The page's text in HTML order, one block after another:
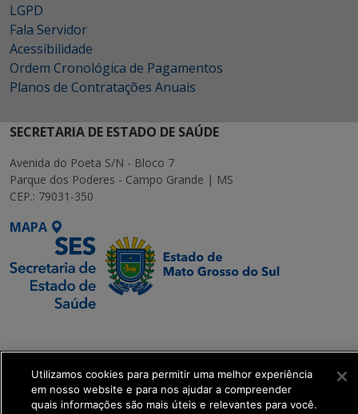
LGPD
Fala Servidor
Acessibilidade
Ordem Cronológica de Pagamentos
Planos de Contratações Anuais
SECRETARIA DE ESTADO DE SAÚDE
Avenida do Poeta S/N - Bloco 7
Parque dos Poderes - Campo Grande | MS
CEP.: 79031-350
MAPA
Executiva de
Transformação Digital
get_footer();
Utilizamos cookies para permitir uma melhor experiência
em nosso website e para nos ajudar a compreender
quais informações são mais úteis e relevantes para você.